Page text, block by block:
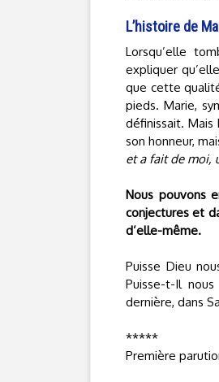
L’histoire de
Lorsqu’elle
expliquer
que cette
pieds. Marie,
définissait.
son honneur,
et a fait de moi,
Nous pouvons
conjectures et
d’elle-même.
Puisse Dieu
Puisse-t-Il
dernière, dans
*****
Première